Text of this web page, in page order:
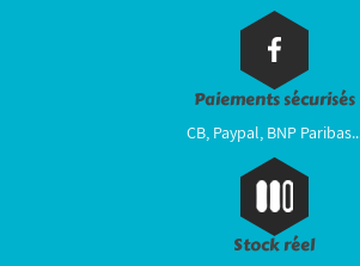
Paiements sécurisés
CB, Paypal, BNP
Stock réel